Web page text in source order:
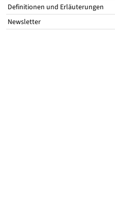
Definitionen und Erläuterungen
Newsletter